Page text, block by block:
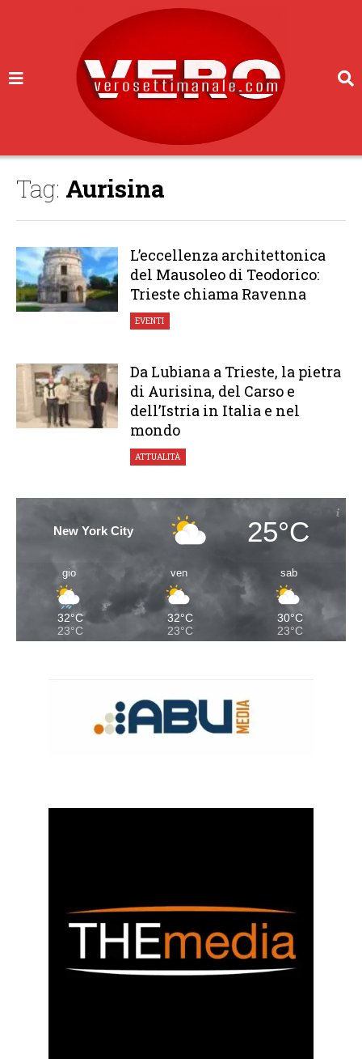
Tag: Aurisina
L’eccellenza architettonica
del Mausoleo di Teodorico:
Trieste chiama Ravenna
EVENTI
Da Lubiana a Trieste, la pietra
di Aurisina, del Carso e
dell’Istria in Italia e nel
mondo
ATTUALITÀ
New York City 25°C
gio
32°C
23°C
ven
32°C
23°C
sab
30°C
23°C